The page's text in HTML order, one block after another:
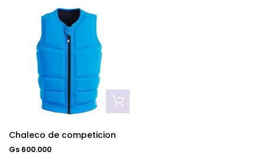
Chaleco de competicion
Gs 600.000